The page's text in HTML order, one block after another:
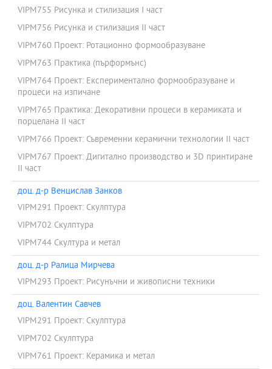
VIPM755 Рисунка и стилизация I част
VIPM756 Рисунка и стилизация II част
VIPM760 Проект: Ротационно формообразуване
VIPM763 Практика (пърформънс)
VIPM764 Проект: Експериментално формообразуване и
процеси на изпичане
VIPM765 Практика: Декоративни процеси в керамиката и
порцелана ІІ част
VIPM766 Проект: Съвременни керамични технологии ІІ част
VIPM767 Проект: Дигитално производство и 3D принтиране
ІІ част
доц. д-р Венцислав Занков
VIPM291 Проект: Скулптура
VIPM702 Скулптура
VIPM744 Скултура и метал
доц. д-р Ралица Мирчева
VIPM293 Проект: Рисунъчни и живописни техники
доц. Валентин Савчев
VIPM291 Проект: Скулптура
VIPM702 Скулптура
VIPM761 Проект: Керамика и метал